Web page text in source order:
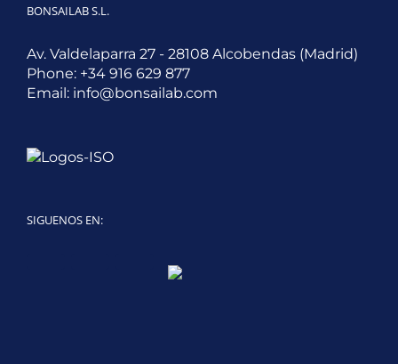
BONSAILAB S.L.
Av. Valdelaparra 27 - 28108 Alcobendas (Madrid)
Phone: +34 916 629 877
Email: info@bonsailab.com
SIGUENOS EN:
LinkedInYouTube